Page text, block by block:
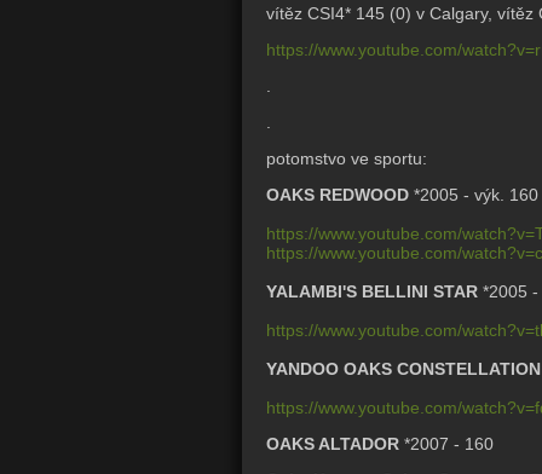
vítěz CSI4* 145 (0) v Calgary,
https://www.youtube.com/
potomstvo ve sportu:
OAKS REDWOOD *2005 - výk. 160
https://www.youtube.com/
https://www.youtube.com/
YALAMBI'S BELLINI STAR *2005
https://www.youtube.com/
YANDOO OAKS CONSTELLATION
https://www.youtube.com/
OAKS ALTADOR *2007 - 160